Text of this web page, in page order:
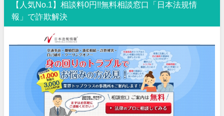
【人気No.1】相談料0円!!無料相談窓口「日本法規情
報」で詐欺解決